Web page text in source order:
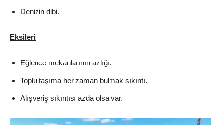
Denizin dibi.
Eksileri
Eğlence mekanlarının azlığı.
Toplu taşıma her zaman bulmak sıkıntı.
Alışveriş sıkıntısı azda olsa var.